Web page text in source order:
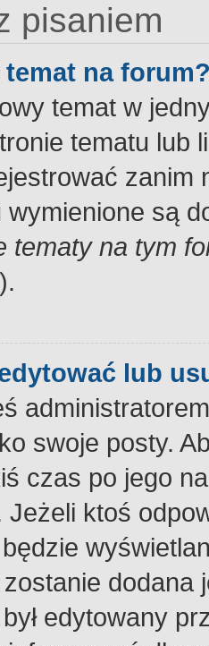
pisaniem
na
temat w
tematu lub
są
tematy na tym
).
lub
swoje posty.
czas po jego
ktoś
dodana
edytowany